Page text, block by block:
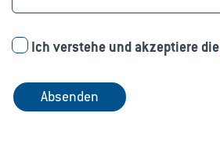
Ich verstehe und akzeptiere die